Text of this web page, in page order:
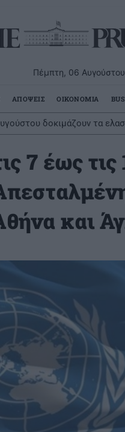
Πέμπτη, 06
ΑΠΟΨΕΙΣ ΟΙΚΟΝΟΜΙΑ
δοκιμάζουν τα
7 έως τις
και